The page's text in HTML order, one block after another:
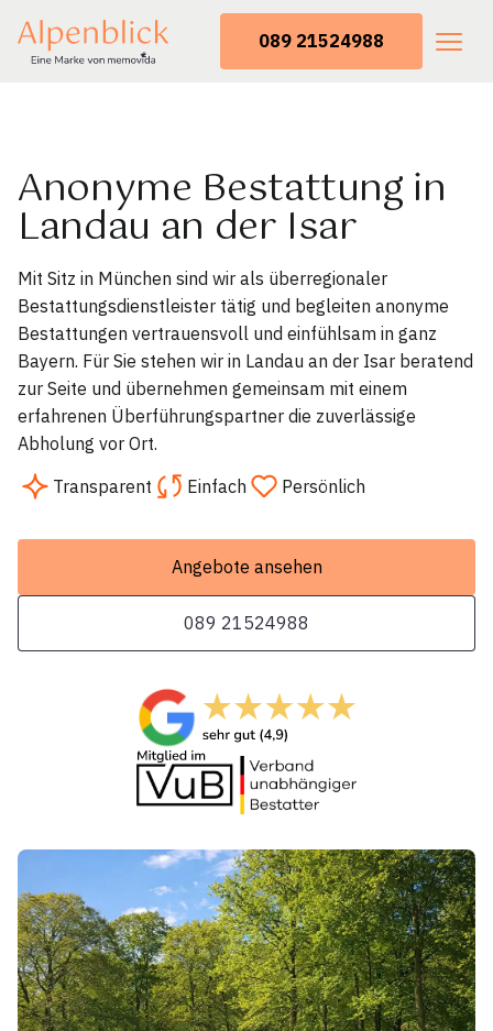
089 21524988
Anonyme Bestattung in
Landau an der Isar
Mit Sitz in München sind wir als überregionaler
Bestattungsdienstleister tätig und begleiten anonyme
Bestattungen vertrauensvoll und einfühlsam in ganz
Bayern. Für Sie stehen wir in Landau an der Isar beratend
zur Seite und übernehmen gemeinsam mit einem
erfahrenen Überführungspartner die zuverlässige
Abholung vor Ort.
Transparent
Einfach Persönlich
Angebote ansehen
089 21524988